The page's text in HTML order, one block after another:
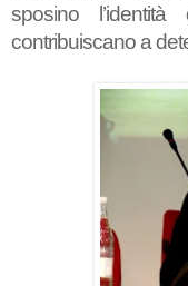
sposino
contribuiscano a